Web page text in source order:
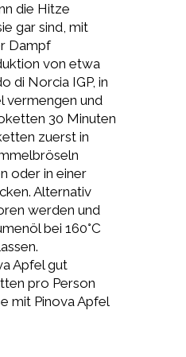
die Hitze
gar sind, mit
Dampf
von etwa
di Norcia IGP, in
vermengen und
30 Minuten
zuerst in
oder in einer
Alternativ
werden und
bei 160°C
Apfel gut
pro Person
mit Pinova Apfel